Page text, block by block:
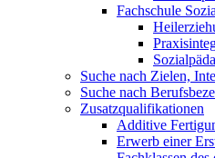
Fachschule
Suche nach Zielen,
Suche nach
Zusatzqualifikationen
Additive
Erwerb einer